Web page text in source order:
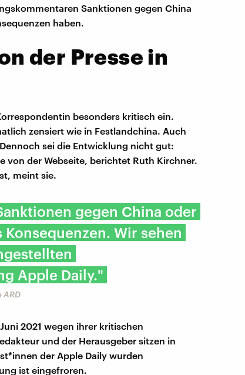
Sanktionen gegen China
haben.
der Presse in
besonders kritisch ein.
zensiert wie in Festlandchina. Auch
sei die Entwicklung nicht gut:
von der Webseite, berichtet Ruth Kirchner.
meint sie.
gegen China oder
Wir sehen
Apple Daily."
ARD
2021 wegen ihrer kritischen
und der Herausgeber sitzen in
der Apple Daily wurden
ist eingefroren.